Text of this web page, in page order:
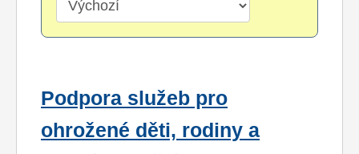
Podpora služeb pro
ohrožené děti, rodiny a